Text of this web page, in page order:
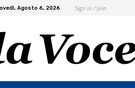
Agosto 6, 2026 Sign in / Join